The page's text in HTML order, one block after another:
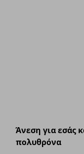
Άνεση για εσάς
πολυθρόνα